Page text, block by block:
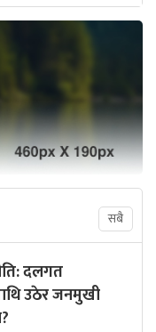
सबै
दलगत
उठेर जनमुखी